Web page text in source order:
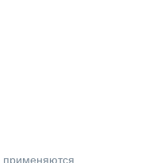
применяются